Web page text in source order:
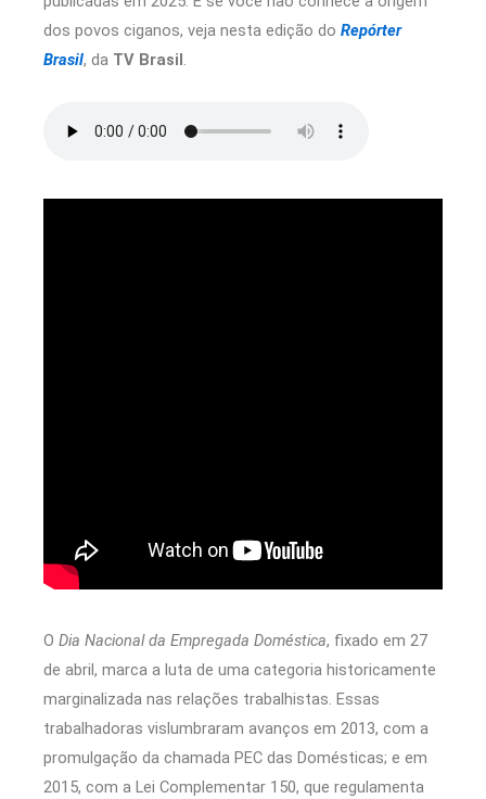
dos povos ciganos, veja nesta edição do Repórter
Brasil, da TV Brasil
O Dia Nacional da Empregada Doméstica, fixado em 27
de abril, marca a luta de uma categoria historicamente
marginalizada nas relações trabalhistas. Essas
trabalhadoras vislumbraram avanços em 2013, com a
promulgação da chamada PEC das Domésticas; e em
2015, com a Lei Complementar 150, que regulamenta